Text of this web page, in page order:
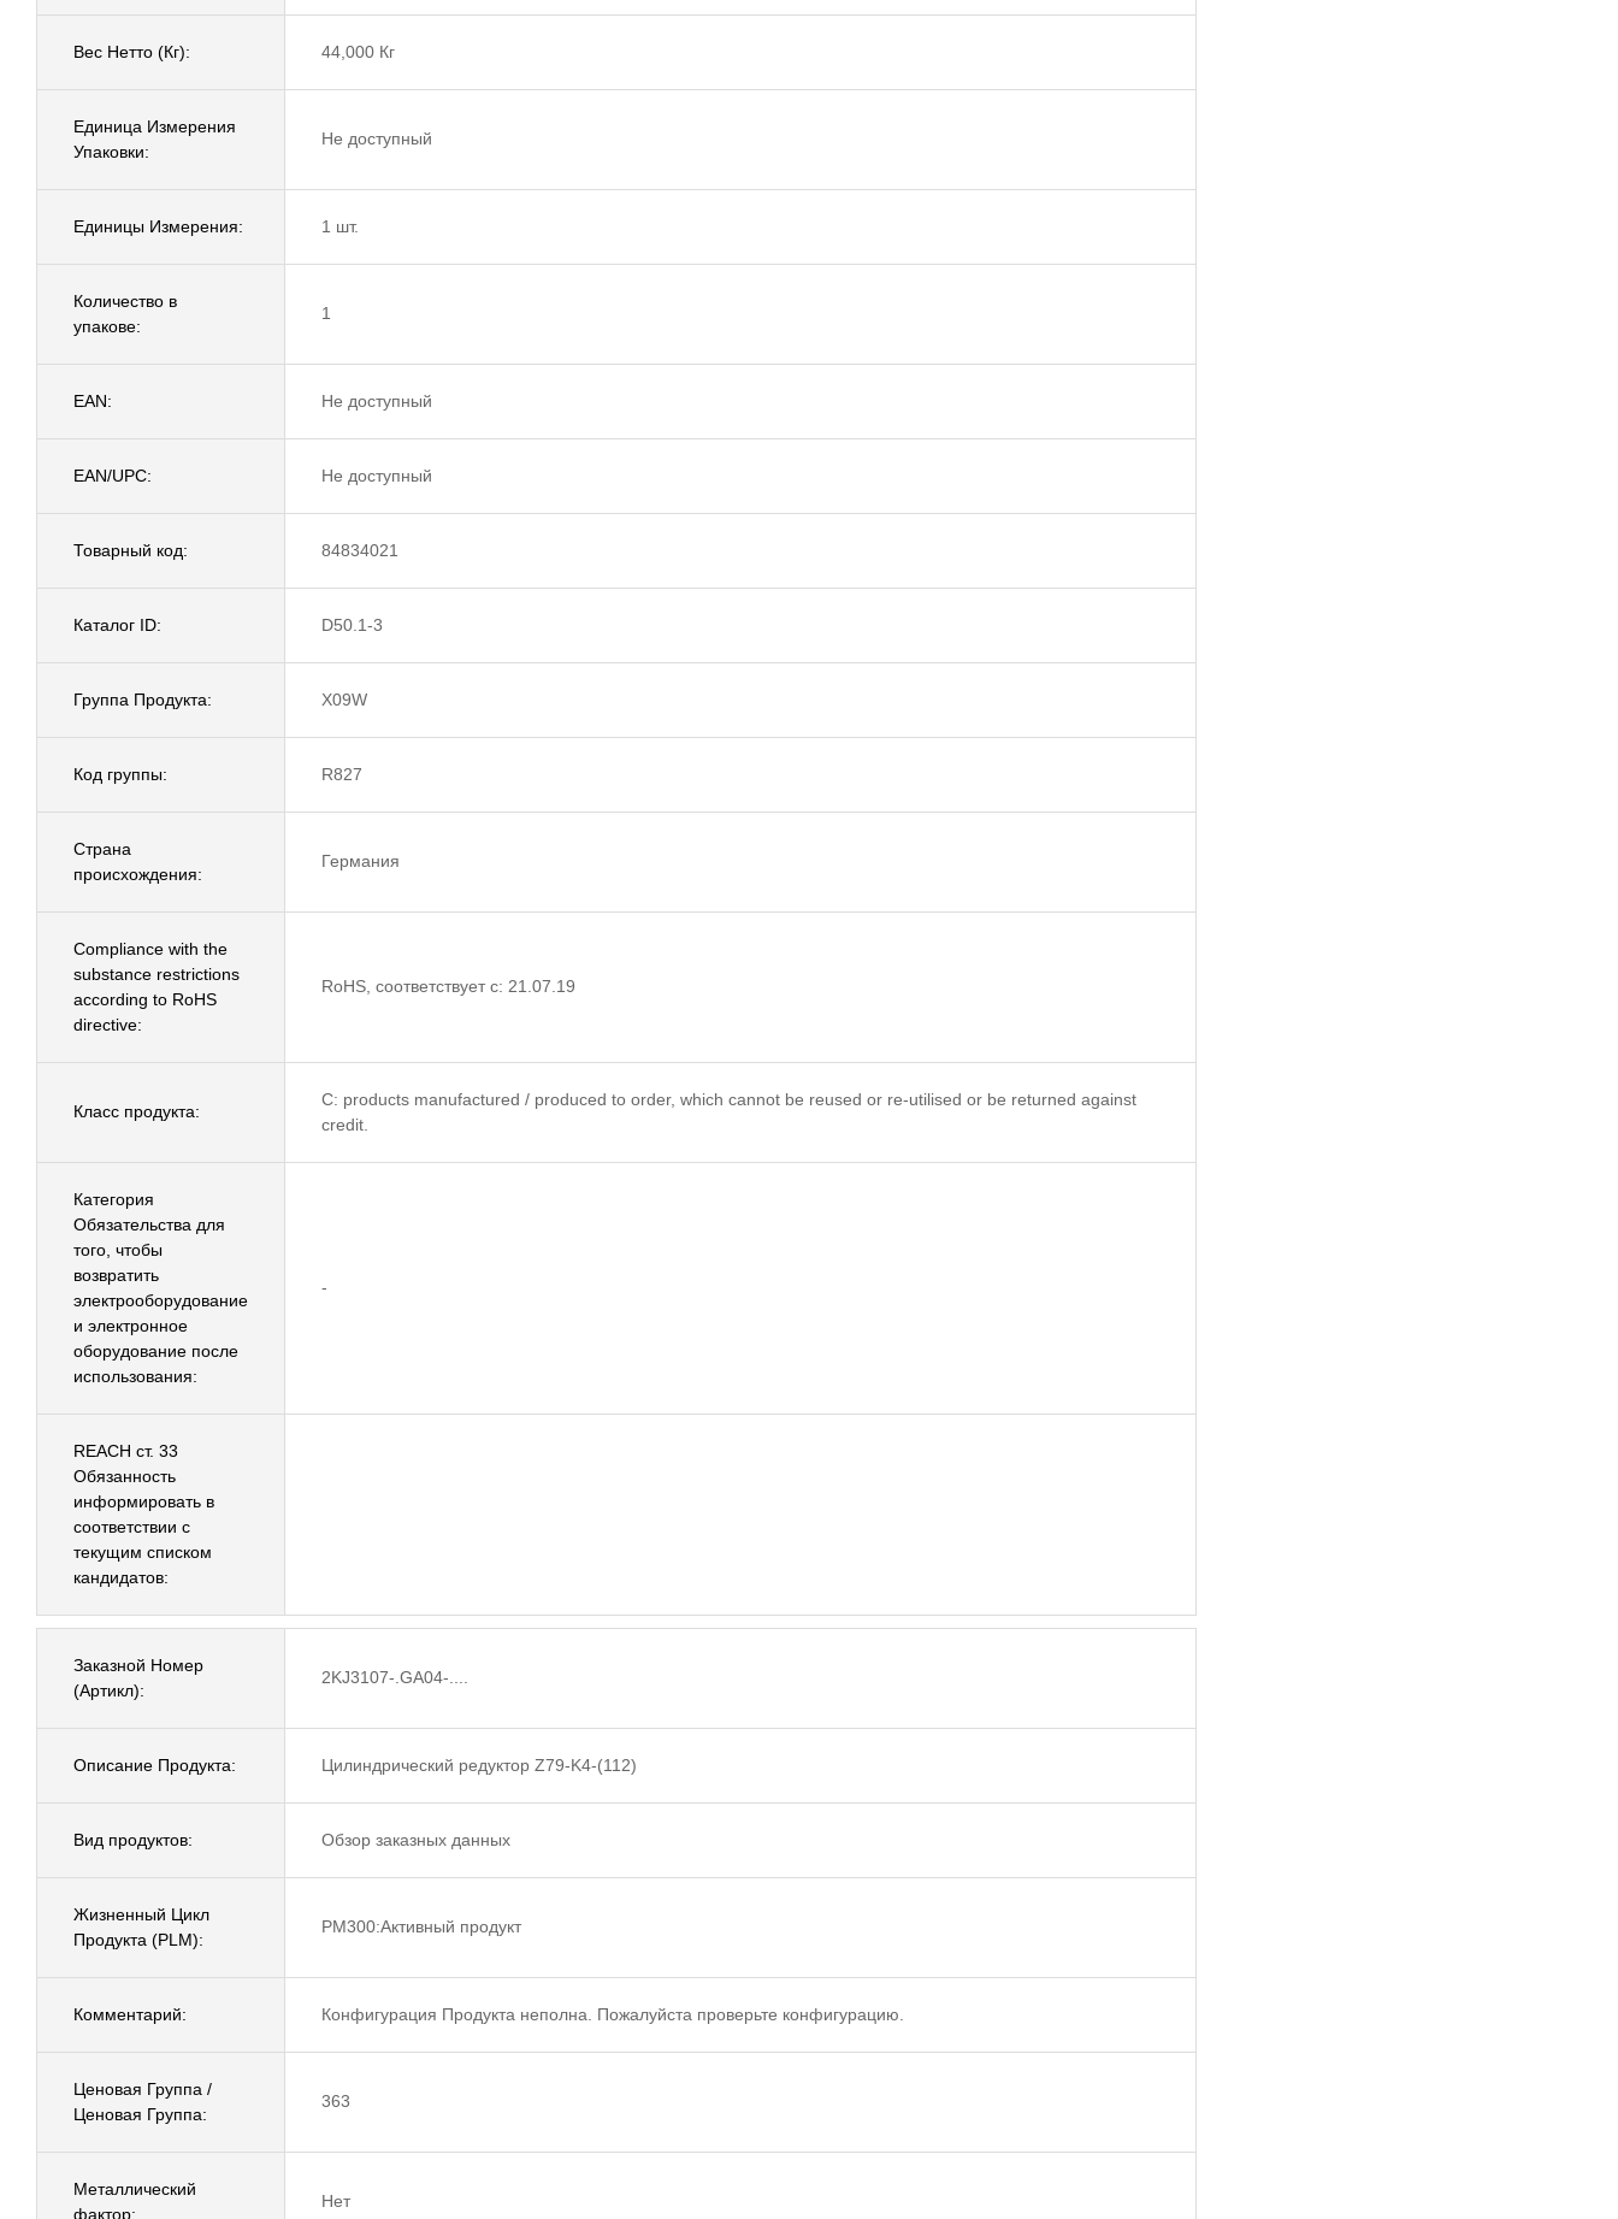
Вес Нетто (Кг): 44,000 Кг
Единица Измерения
Упаковки:
Не доступный
Единицы Измерения: 1 шт.
Количество в
упакове:
1
EAN: Не доступный
EAN/UPC: Не доступный
Товарный код: 84834021
Каталог ID: D50.1-3
Группа Продукта: X09W
Код группы: R827
Страна
происхождения:
Германия
Compliance with the
substance restrictions
according to RoHS
directive:
RoHS, соответствует с: 21.07.19
Класс продукта:
C: products manufactured / produced to order, which cannot be reused or re-utilised or be returned against
credit.
Категория
Обязательства для
того, чтобы
возвратить
электрооборудование
и электронное
оборудование после
использования:
-
REACH ст. 33
Обязанность
информировать в
соответствии с
текущим списком
кандидатов:
Заказной Номер
(Артикл):
2KJ3107-.GA04-....
Описание Продукта: Цилиндрический редуктор Z79-K4-(112)
Вид продуктов: Обзор заказных данных
Жизненный Цикл
Продукта (PLM):
PM300:Активный продукт
Комментарий: Конфигурация Продукта неполна. Пожалуйста проверьте конфигурацию.
Ценовая Группа /
Ценовая Группа:
363
Металлический
фактор:
Нет